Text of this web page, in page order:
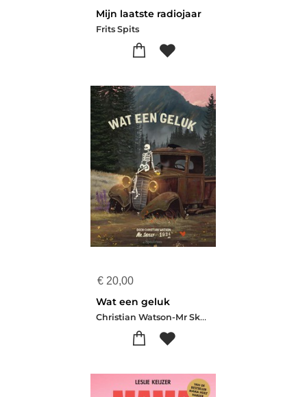
Mijn laatste radiojaar
Frits Spits
€ 20,00
Wat een geluk
Christian Watson-Mr Skelly